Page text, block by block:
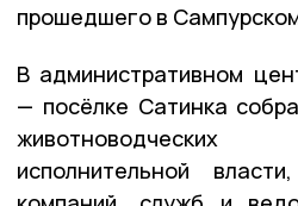
прошедшего в
В административном
— посёлке Сатинка
исполнительной